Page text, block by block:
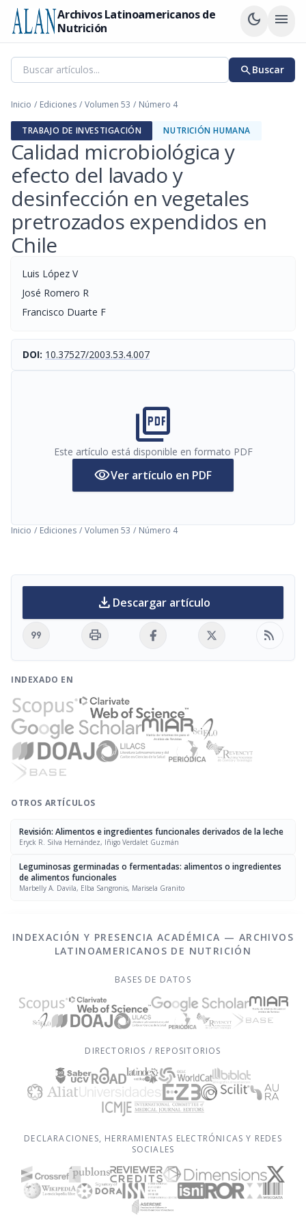
Archivos Latinoamericanos de
Nutrición
dark_mode menu
searchBuscar
Inicio / Ediciones / Volumen 53 / Número 4
TRABAJO DE INVESTIGACIÓN NUTRICIÓN HUMANA
Calidad microbiológica y
efecto del lavado y
desinfección en vegetales
pretrozados expendidos en
Chile
Luis López V
José Romero R
Francisco Duarte F
DOI: 10.37527/2003.53.4.007
picture_as_pdf
Este artículo está disponible en formato PDF
visibilityVer artículo en PDF
Inicio / Ediciones / Volumen 53 / Número 4
download Descargar artículo
format_quote print rss_feed
INDEXADO EN
OTROS ARTÍCULOS
Revisión: Alimentos e ingredientes funcionales derivados de la leche
Eryck R. Silva Hernández, Iñigo Verdalet Guzmán
Leguminosas germinadas o fermentadas: alimentos o ingredientes
de alimentos funcionales
Marbelly A. Davila, Elba Sangronis, Marisela Granito
INDEXACIÓN Y PRESENCIA ACADÉMICA — ARCHIVOS
LATINOAMERICANOS DE NUTRICIÓN
BASES DE DATOS
DIRECTORIOS / REPOSITORIOS
DECLARACIONES, HERRAMIENTAS ELECTRÓNICAS Y REDES
SOCIALES